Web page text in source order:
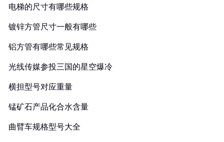
电梯的尺寸有哪些规格
镀锌方管尺寸一般有哪些
铝方管有哪些常见规格
光线传媒参投三国的星空爆冷
横担型号对应重量
锰矿石产品化合水含量
曲臂车规格型号大全